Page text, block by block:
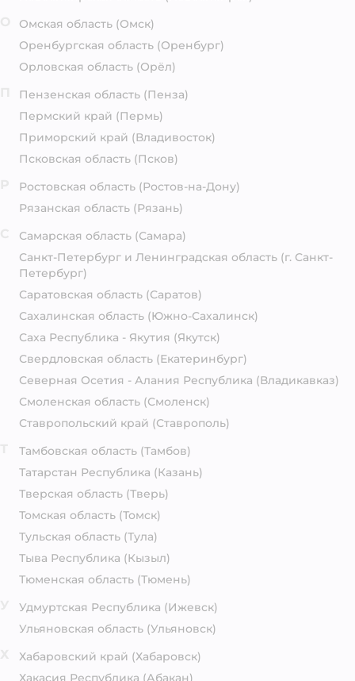
Омская область (Омск)
Оренбургская область (Оренбург)
Орловская область (Орёл)
Пензенская область (Пенза)
Пермский край (Пермь)
Приморский край (Владивосток)
Псковская область (Псков)
Ростовская область (Ростов-на-Дону)
Рязанская область (Рязань)
Самарская область (Самара)
Санкт-Петербург и Ленинградская область (г. Санкт-
Петербург)
Саратовская область (Саратов)
Сахалинская область (Южно-Сахалинск)
Саха Республика - Якутия (Якутск)
Свердловская область (Екатеринбург)
Северная Осетия - Алания Республика (Владикавказ)
Смоленская область (Смоленск)
Ставропольский край (Ставрополь)
Тамбовская область (Тамбов)
Татарстан Республика (Казань)
Тверская область (Тверь)
Томская область (Томск)
Тульская область (Тула)
Тыва Республика (Кызыл)
Тюменская область (Тюмень)
Удмуртская Республика (Ижевск)
Ульяновская область (Ульяновск)
Хабаровский край (Хабаровск)
Хакасия Республика (Абакан)